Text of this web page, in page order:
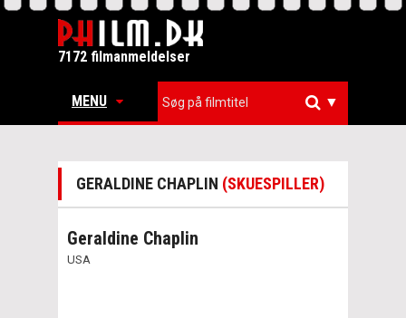
7172 filmanmeldelser
MENU ▼
GERALDINE CHAPLIN (SKUESPILLER)
Geraldine Chaplin
USA